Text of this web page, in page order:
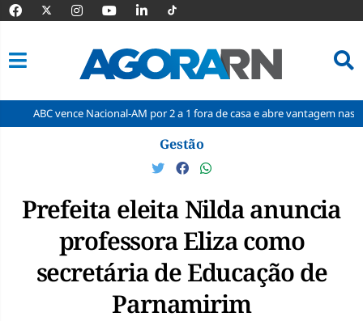
Nacional-AM por 2 a 1 fora de casa e abre vantagem nas quartas
Gestão
Prefeita eleita Nilda anuncia
professora Eliza como
secretária de Educação de
Parnamirim